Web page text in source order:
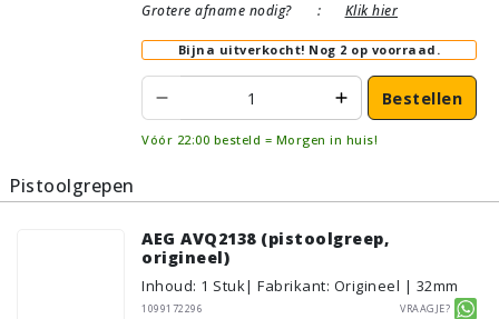
Grotere afname nodig?
: Klik hier
Bijna uitverkocht! Nog 2 op voorraad.
Bestellen
Vóór 22:00 besteld = Morgen in huis!
Pistoolgrepen
AEG AVQ2138 (pistoolgreep,
origineel)
Inhoud: 1 Stuk| Fabrikant: Origineel | 32mm
1099172296
Vraagje?